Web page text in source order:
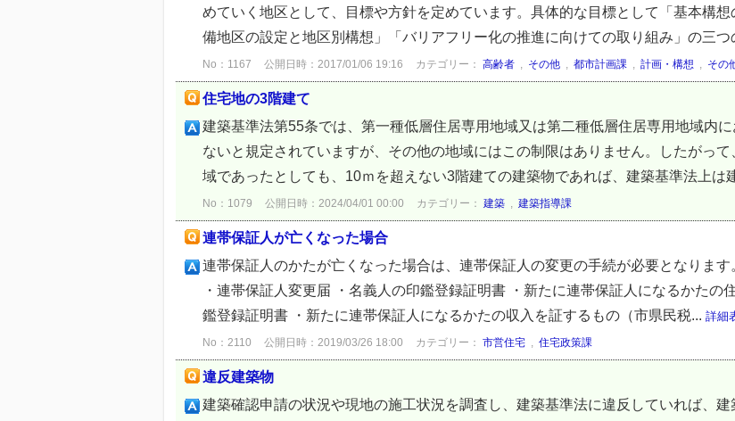
めていく地区として、目標や方針を定めています。具体的な目標として「基本構
備地区の設定と地区別構想」「バリアフリー化の推進に向けての取り組み」の三つ
No：1167 公開日時：2017/01/06 19:16 カテゴリー： 高齢者 , その他 , 都市計画課 , 計画・構想 , その
住宅地の3階建て
建築基準法第55条では、第一種低層住居専用地域又は第二種低層住居専用地域内
ないと規定されていますが、その他の地域にはこの制限はありません。したがっ
域であったとしても、10ｍを超えない3階建ての建築物であれば、建築基準法上は
No：1079 公開日時：2024/04/01 00:00 カテゴリー： 建築 , 建築指導課
連帯保証人が亡くなった場合
連帯保証人のかたが亡くなった場合は、連帯保証人の変更の手続が必要となります
・連帯保証人変更届 ・名義人の印鑑登録証明書 ・新たに連帯保証人になるかたの
鑑登録証明書 ・新たに連帯保証人になるかたの収入を証するもの（市県民税... 詳細
No：2110 公開日時：2019/03/26 18:00 カテゴリー： 市営住宅 , 住宅政策課
違反建築物
建築確認申請の状況や現地の施工状況を調査し、建築基準法に違反していれば、建